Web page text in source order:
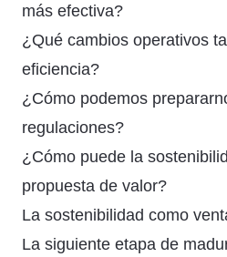
más efectiva?
¿Qué cambios operativos
eficiencia?
¿Cómo podemos
regulaciones?
¿Cómo puede la
propuesta de valor?
La sostenibilidad como
La siguiente etapa de